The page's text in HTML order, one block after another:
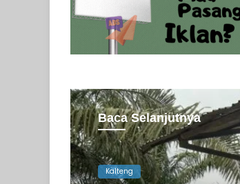
Baca Selanjutnya
Kalteng